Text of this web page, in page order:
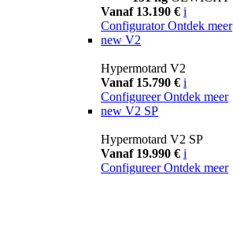
Vanaf 13.190 € i
Configurator Ontdek meer
new V2
Hypermotard V2
Vanaf 15.790 € i
Configureer Ontdek meer
new V2 SP
Hypermotard V2 SP
Vanaf 19.990 € i
Configureer Ontdek meer